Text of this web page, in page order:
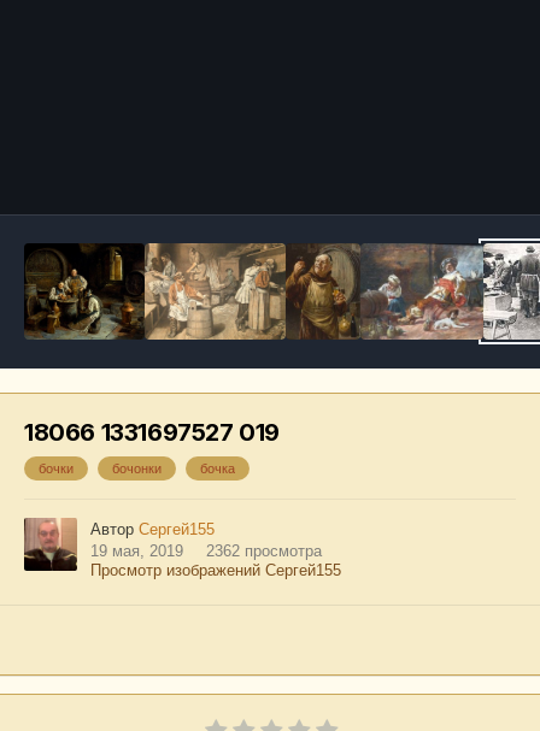
18066 1331697527 019
бочки бочонки бочка
Автор Сергей155
19 мая, 2019
2362 просмотра
Просмотр изображений Сергей155